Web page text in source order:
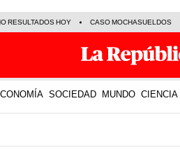
RESULTADOS HOY CASO MOCHASUELDOS
SOCIEDAD MUNDO CIENCIA